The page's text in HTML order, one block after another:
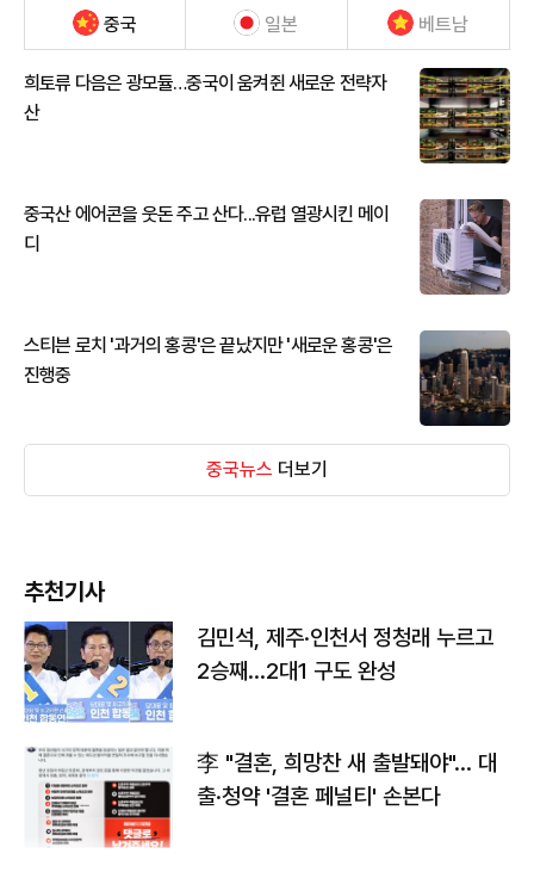
중국 일본 베트남
희토류 다음은 광모듈…중국이 움켜쥔 새로운 전략자
산
중국산 에어콘을 웃돈 주고 산다...유럽 열광시킨 메이
디
스티븐 로치 '과거의 홍콩'은 끝났지만 '새로운 홍콩'은
진행중
중국뉴스 더보기
추천기사
김민석, 제주·인천서 정청래 누르고
2승째…2대1 구도 완성
李 "결혼, 희망찬 새 출발돼야"… 대
출·청약 '결혼 페널티' 손본다